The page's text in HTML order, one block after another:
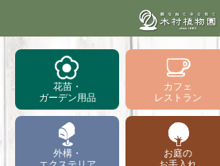
花苗・
ガーデン用品
カフェ
レストラン
外構・
お庭の